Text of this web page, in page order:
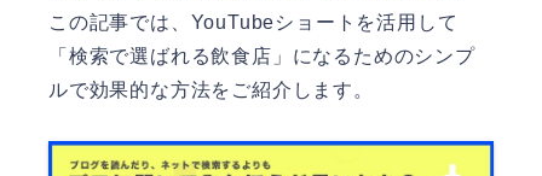
この記事では、YouTubeショートを活用して
「検索で選ばれる飲食店」になるためのシンプ
ルで効果的な方法をご紹介します。